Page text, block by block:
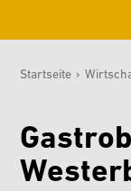
Startseite ›